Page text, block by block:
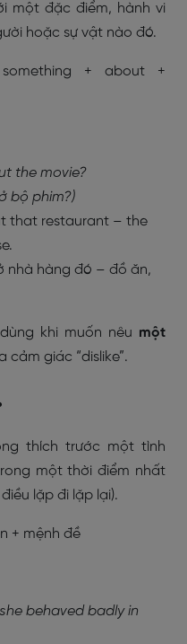
một đặc điểm, hành vi
hoặc sự vật nào đó.
+ about +
the movie?
bộ phim?)
that restaurant – the
nhà hàng đó – đồ ăn,
khi muốn nêu một
cảm giác “dislike”.
thích trước một tình
một thời điểm nhất
lặp đi lặp lại).
+ mệnh đề
behaved badly in